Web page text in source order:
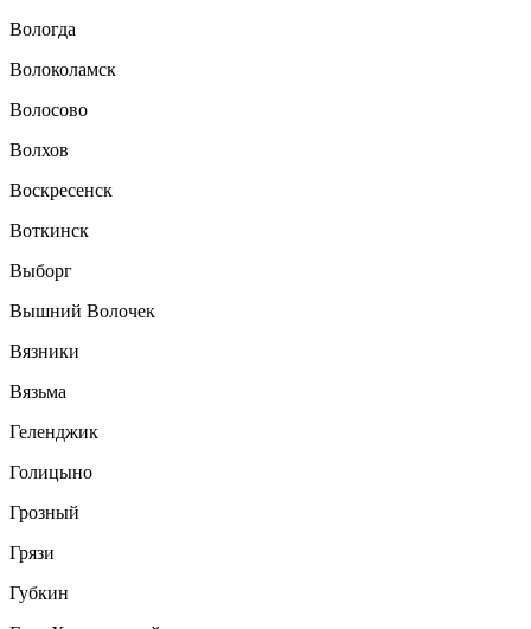
Вологда
Волоколамск
Волосово
Волхов
Воскресенск
Воткинск
Выборг
Вышний Волочек
Вязники
Вязьма
Геленджик
Голицыно
Грозный
Грязи
Губкин